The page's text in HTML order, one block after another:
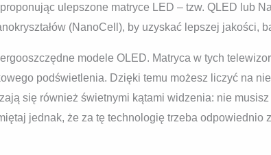
ulepszone matryce LED – tzw. QLED lub
(NanoCell), by uzyskać lepszej jakości,
modele OLED. Matryca w tych
podświetlenia. Dzięki temu możesz liczyć na
się również świetnymi kątami widzenia: nie
jednak, że za tę technologię trzeba odpowiednio